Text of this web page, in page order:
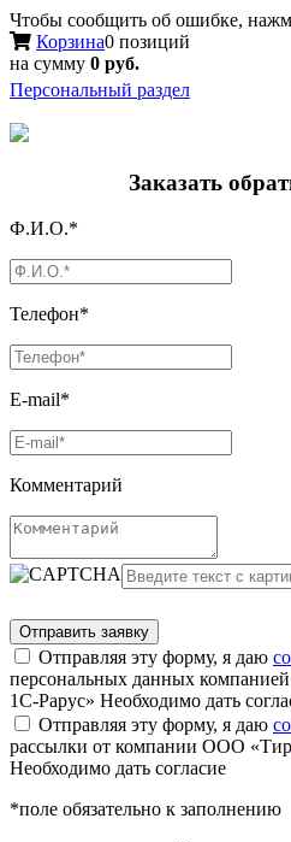
Чтобы сообщить об ошибке,
Корзина0 позиций
на сумму 0 руб.
Персональный раздел
Заказать
Ф.И.О.*
Телефон*
E-mail*
Комментарий
Отправляя эту форму, я даю
персональных данных
1С-Рарус» Необходимо дать
Отправляя эту форму, я даю
рассылки от компании ООО
Необходимо дать согласие
*поле обязательно к заполнению